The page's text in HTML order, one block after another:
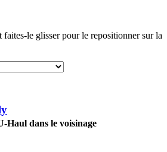
le glisser pour le repositionner sur la
Haul dans le voisinage